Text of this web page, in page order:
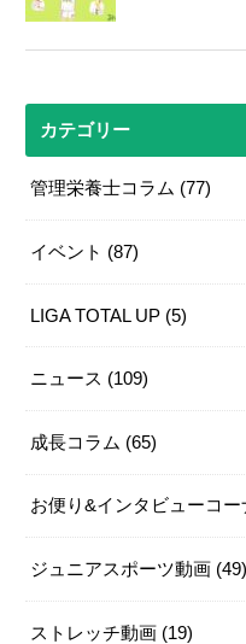
カテゴリー
管理栄養士コラム (77)
イベント (87)
LIGA TOTAL UP (5)
ニュース (109)
成長コラム (65)
お便り&インタビューコー
ジュニアスポーツ動画 (49)
ストレッチ動画 (19)